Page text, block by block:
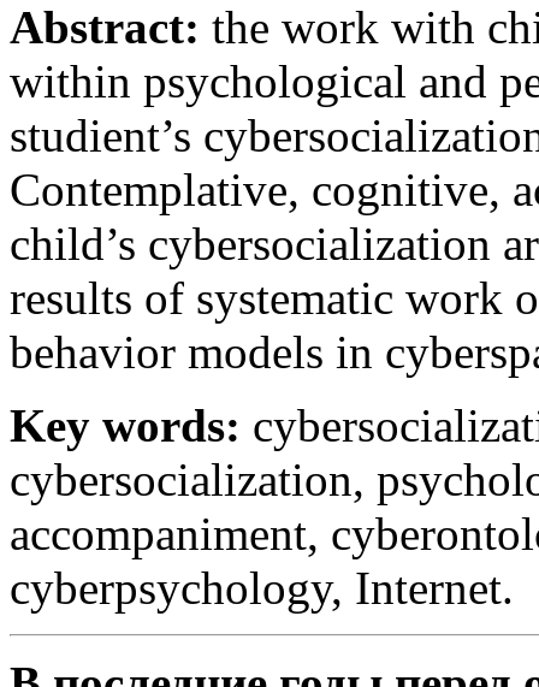
Abstract: the work with
within psychological and
studient’s
Contemplative, cognitive,
child’s cybersocialization
results of systematic work
behavior models in
Key words:
cybersocialization,
accompaniment,
cyberpsychology, Internet.